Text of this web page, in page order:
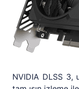
NVIDIA DLSS